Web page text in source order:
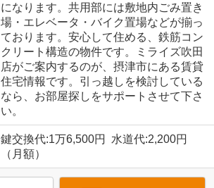
になります。共用部には敷地内ごみ置き
場・エレベータ・バイク置場などが揃っ
ております。安心して住める、鉄筋コン
クリート構造の物件です。ミライズ吹田
店がご案内するのが、摂津市にある賃貸
住宅情報です。引っ越しを検討している
なら、お部屋探しをサポートさせて下さ
い。
鍵交換代:1万6,500円 水道代:2,200円
（月額）